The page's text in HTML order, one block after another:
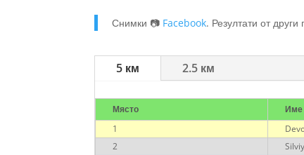
Снимки 📷 Facebook. Резултати от
5 км 2.5 км
Място Име
1
2